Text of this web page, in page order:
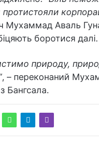
Мухаммад Аваль
боротися далі.
природу,
, – переконаний
Бангсала.